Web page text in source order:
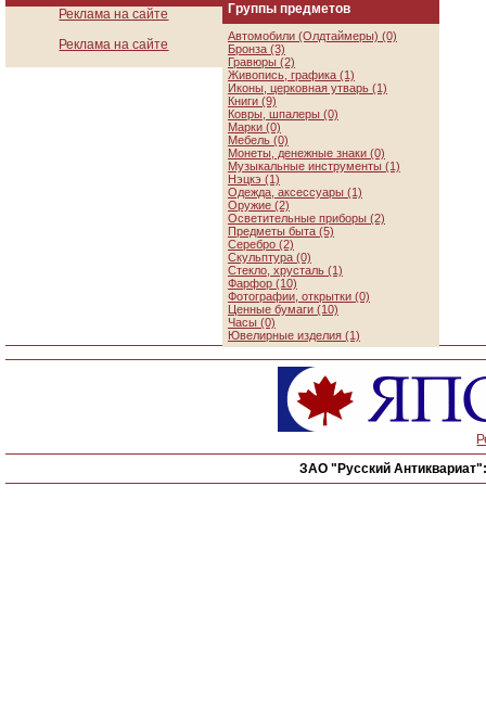
Реклама на сайте
Реклама на сайте
Группы предметов
Автомобили (Олдтаймеры) (0)
Бронза (3)
Гравюры (2)
Живопись, графика (1)
Иконы, церковная утварь (1)
Книги (9)
Ковры, шпалеры (0)
Марки (0)
Мебель (0)
Монеты, денежные знаки (0)
Музыкальные инструменты (1)
Нэцкэ (1)
Одежда, аксессуары (1)
Оружие (2)
Осветительные приборы (2)
Предметы быта (5)
Серебро (2)
Скульптура (0)
Стекло, хрусталь (1)
Фарфор (10)
Фотографии, открытки (0)
Ценные бумаги (10)
Часы (0)
Ювелирные изделия (1)
ЗАО "Русский Антиквариат":